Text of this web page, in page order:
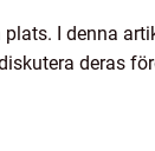
I denna
deras